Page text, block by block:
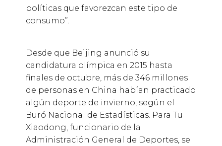
políticas que favorezcan este tipo de
consumo”.
Desde que Beijing anunció su
candidatura olímpica en 2015 hasta
finales de octubre, más de 346 millones
de personas en China habían practicado
algún deporte de invierno, según el
Buró Nacional de Estadísticas. Para Tu
Xiaodong, funcionario de la
Administración General de Deportes, se